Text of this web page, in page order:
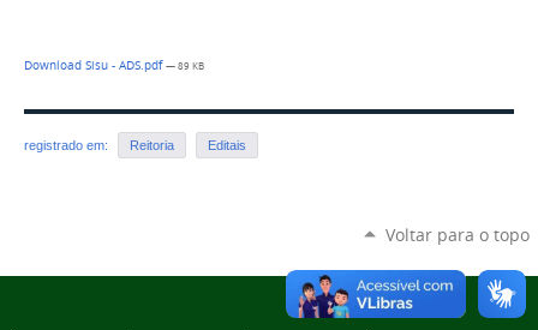
Download Sisu - ADS.pdf— 89 KB
registrado em: Reitoria Editais
Voltar para o topo